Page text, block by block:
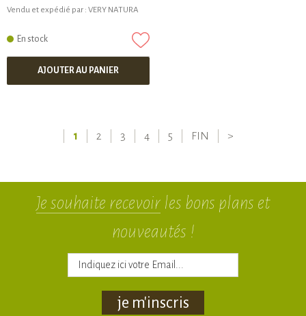
Vendu et expédié par : VERY NATURA
En stock
AJOUTER AU PANIER
1 2 3 4 5 FIN >
Je souhaite recevoirles bons plans et
nouveautés !
je m'inscris